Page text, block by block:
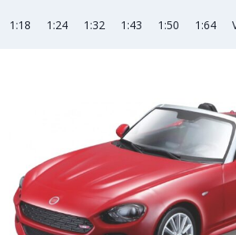
1:18 1:24 1:32 1:43 1:50 1:64